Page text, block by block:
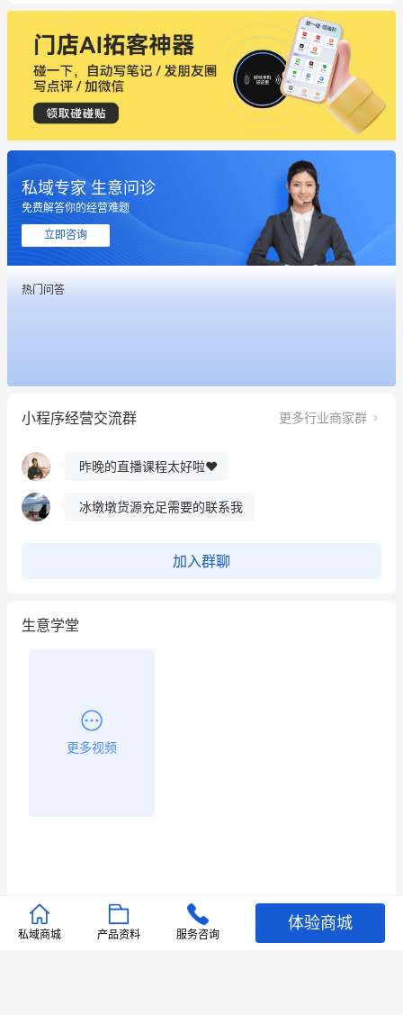
私域专家 生意问诊
免费解答你的经营难题
立即咨询
热门问答
小程序经营交流群 更多行业商家群
用有赞就能在微信、小红书同时经营了
餐饮也得靠私域和服务提高竞争力
昨晚的直播课程太好啦❤️
冰墩墩货源充足需要的联系我
加入群聊
生意学堂
更多视频
推荐文章
私域商城 产品资料 服务咨询
体验商城